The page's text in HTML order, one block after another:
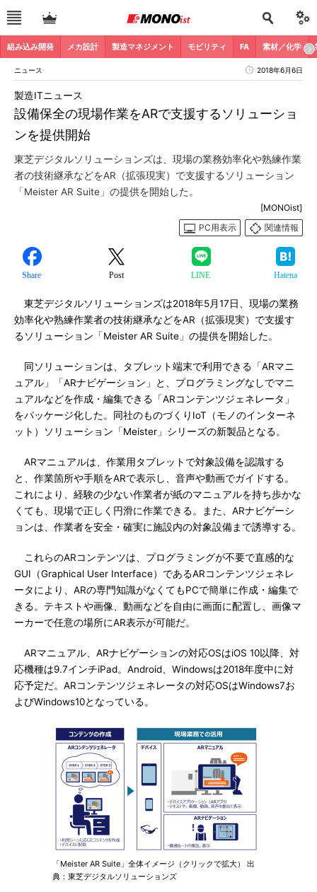
組み込み開発 メカ設計 製造マネジメント モビリティ FA 素材／化学
ニュース 2018年6月6日
設備保全の現場作業をARで支援するソリューショ
ンを提供開始
製造ITニュース
東芝デジタルソリューションズは、現場の業務効率化や熟練作業
者の技術継承などをAR（拡張現実）で支援するソリューション
「Meister AR Suite」の提供を開始した。
[MONOist]
PC用表示
関連情報
Share Post LINE Hatena
東芝デジタルソリューションズは2018年5月17日、現場の業務
効率化や熟練作業者の技術継承などをAR（拡張現実）で支援す
るソリューション「Meister AR Suite」の提供を開始した。
同ソリューションは、タブレット端末で利用できる「ARマニ
ュアル」「ARナビゲーション」と、プログラミングなしでマニ
ュアルなどを作成・編集できる「ARコンテンツジェネレータ」
をパッケージ化した。同社のものづくりIoT（モノのインターネ
ット）ソリューション「Meister」シリーズの新製品となる。
ARマニュアルは、作業用タブレットで対象設備を認識する
と、作業箇所や手順をARで表示し、音声や動画でガイドする。
これにより、経験の少ない作業者が紙のマニュアルを持ち歩かな
くても、現場で正しく円滑に作業できる。また、ARナビゲーシ
ョンは、作業者を安全・確実に施設内の対象設備まで誘導する。
これらのARコンテンツは、プログラミングが不要で直感的な
GUI（Graphical User Interface）であるARコンテンツジェネレ
ータにより、ARの専門知識がなくてもPCで簡単に作成・編集で
きる。テキストや画像、動画などを自由に画面に配置し、画像マ
ーカーで任意の場所にAR表示が可能だ。
ARマニュアル、ARナビゲーションの対応OSはiOS 10以降、対
応機種は9.7インチiPad。Android、Windowsは2018年度中に対
応予定だ。ARコンテンツジェネレータの対応OSはWindows7お
よびWindows10となっている。
「Meister AR Suite」全体イメージ（クリックで拡大） 出
典：東芝デジタルソリューションズ